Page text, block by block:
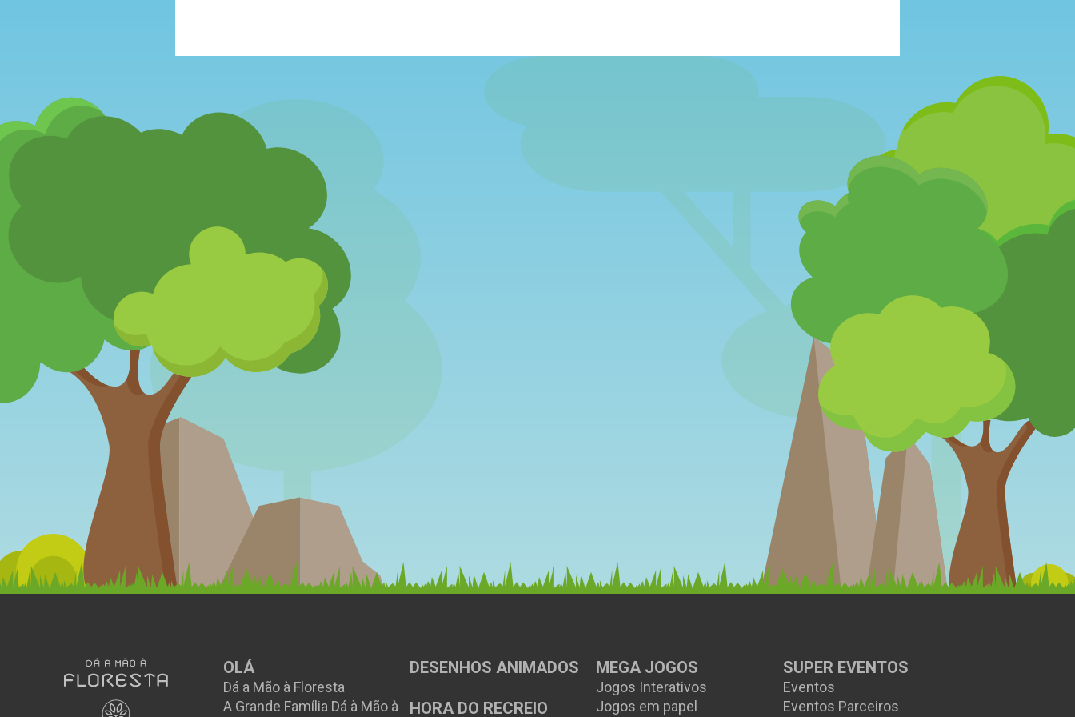
OLÁ
Dá a Mão à Floresta
A Grande Família Dá à Mão à
DESENHOS ANIMADOS
HORA DO RECREIO
MEGA JOGOS
Jogos Interativos
Jogos em papel
SUPER EVENTOS
Eventos
Eventos Parceiros